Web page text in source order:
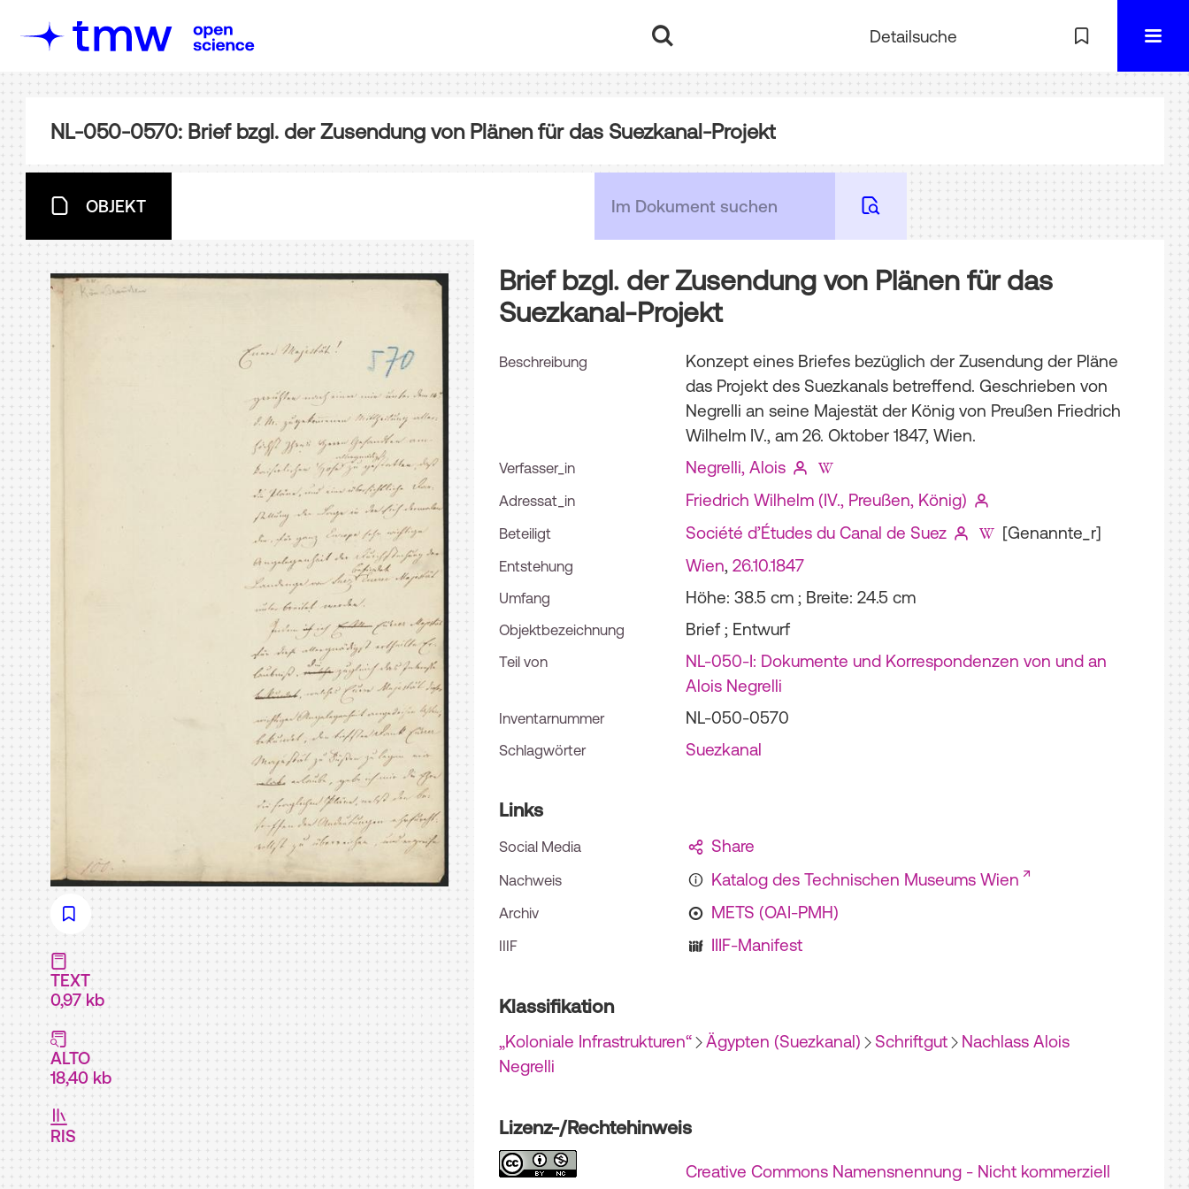
Detailsuche
NL-050-0570: Brief bzgl. der Zusendung von Plänen für das Suezkanal-Projekt
OBJEKT
TEXT
0,97 kb
ALTO
18,40 kb
RIS
Brief bzgl. der Zusendung von Plänen für das
Suezkanal-Projekt
Beschreibung
Konzept eines Briefes bezüglich der Zusendung der Pläne
das Projekt des Suezkanals betreffend. Geschrieben von
Negrelli an seine Majestät der König von Preußen Friedrich
Wilhelm IV., am 26. Oktober 1847, Wien.
Verfasser_in Negrelli, Alois
Adressat_in Friedrich Wilhelm (IV., Preußen, König)
Beteiligt Société d’Études du Canal de Suez [Genannte_r]
Entstehung Wien, 26.10.1847
Umfang Höhe: 38.5 cm ; Breite: 24.5 cm
Objektbezeichnung Brief ; Entwurf
Teil von
NL-050-I: Dokumente und Korrespondenzen von und an
Alois Negrelli
Inventarnummer NL-050-0570
Schlagwörter Suezkanal
Links
Social Media Share
Nachweis Katalog des Technischen Museums Wien
Archiv METS (OAI-PMH)
IIIF IIIF-Manifest
Klassifikation
„Koloniale Infrastrukturen“ Ägypten (Suezkanal) Schriftgut
Nachlass Alois
Negrelli
Lizenz-/Rechtehinweis
Creative Commons Namensnennung - Nicht kommerziell